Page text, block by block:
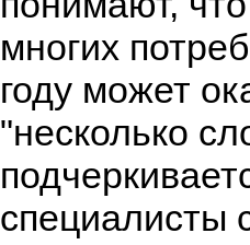
многих
году может
"несколько
специалисты